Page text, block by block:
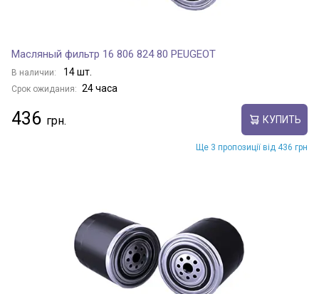
Масляный фильтр 16 806 824 80 PEUGEOT
В наличии: 14 шт.
Срок ожидания: 24 часа
436 КУПИТЬ
Ще 3 пропозиції від 436 грн